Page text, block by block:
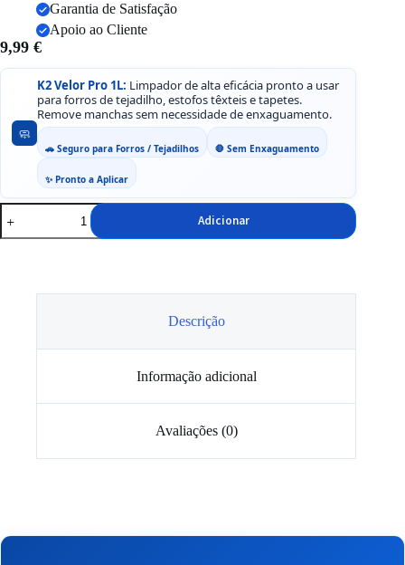
Garantia de Satisfação
Apoio ao Cliente
9,99 €
🧼
K2 Velor Pro 1L: Limpador de alta eficácia pronto a usar
para forros de tejadilho, estofos têxteis e tapetes.
Remove manchas sem necessidade de enxaguamento.
🚗 Seguro para Forros / Tejadilhos 🛑 Sem Enxaguamento
✨ Pronto a Aplicar
Quantidade
de
K2
Adicionar
Descrição
Informação adicional
Avaliações (0)